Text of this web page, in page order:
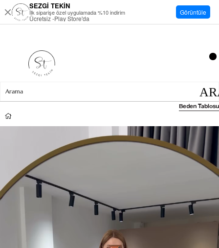
Beden Tablosu
SEZGİ TEKİN
İlk siparişe özel uygulamada %10 indirim
Ücretsiz -Play Store'da
Görüntüle